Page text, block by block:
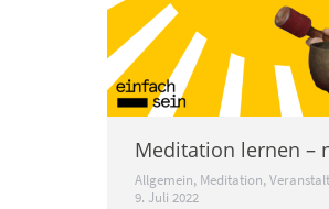
Meditation lernen –
Allgemein, Meditation,
9. Juli 2022